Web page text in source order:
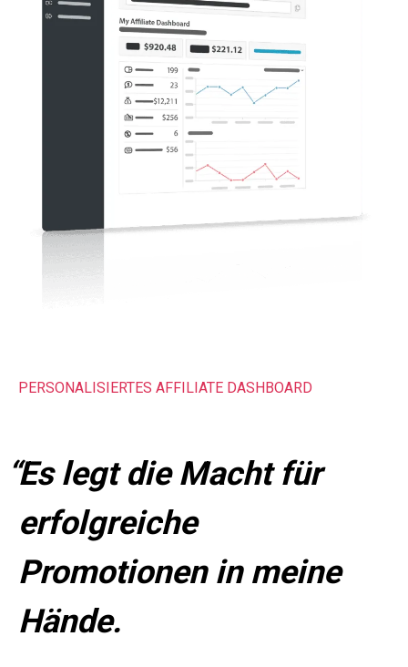
PERSONALISIERTES AFFILIATE DASHBOARD
Es legt die Macht für
erfolgreiche
Promotionen in meine
Hände.